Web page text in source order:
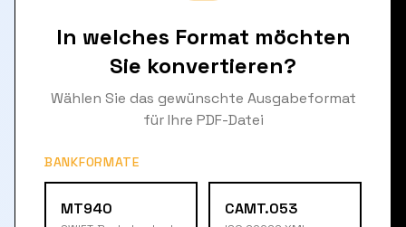
In welches Format möchten
Sie konvertieren?
Wählen Sie das gewünschte Ausgabeformat
für Ihre PDF-Datei
BANKFORMATE
MT940 CAMT.053